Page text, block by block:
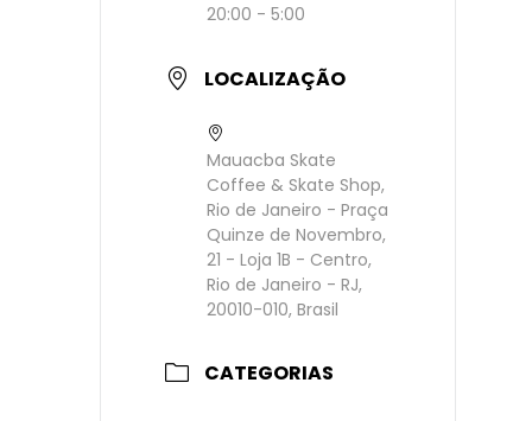
20:00 - 5:00
LOCALIZAÇÃO
Mauacba Skate
Coffee & Skate Shop,
Rio de Janeiro - Praça
Quinze de Novembro,
21 - Loja 1B - Centro,
Rio de Janeiro - RJ,
20010-010, Brasil
CATEGORIAS